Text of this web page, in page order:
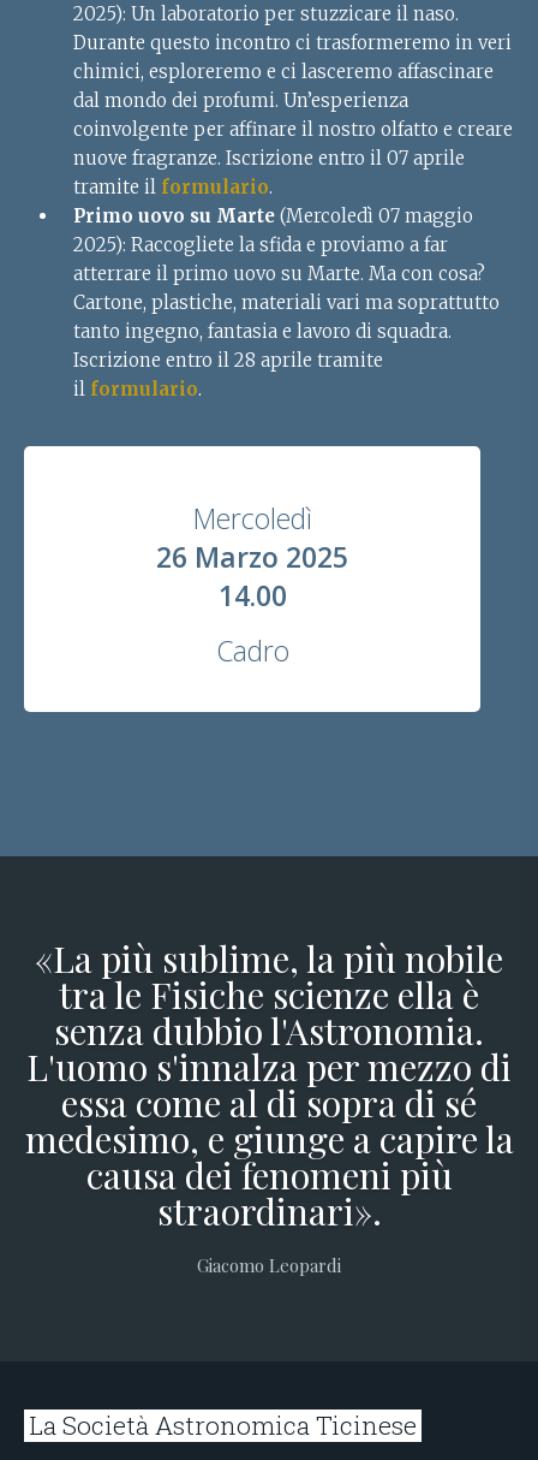
2025): Un laboratorio per stuzzicare il naso.
Durante questo incontro ci trasformeremo in veri
chimici, esploreremo e ci lasceremo affascinare
dal mondo dei profumi. Un’esperienza
coinvolgente per affinare il nostro olfatto e creare
nuove fragranze. Iscrizione entro il 07 aprile
tramite il formulario.
Primo uovo su Marte (Mercoledì 07 maggio
2025): Raccogliete la sfida e proviamo a far
atterrare il primo uovo su Marte. Ma con cosa?
Cartone, plastiche, materiali vari ma soprattutto
tanto ingegno, fantasia e lavoro di squadra.
Iscrizione entro il 28 aprile tramite
il formulario.
Mercoledì
26 Marzo 2025
14.00
Cadro
«La più sublime, la più nobile
tra le Fisiche scienze ella è
senza dubbio l'Astronomia.
L'uomo s'innalza per mezzo di
essa come al di sopra di sé
medesimo, e giunge a capire la
causa dei fenomeni più
straordinari».
Giacomo Leopardi
La Società Astronomica Ticinese